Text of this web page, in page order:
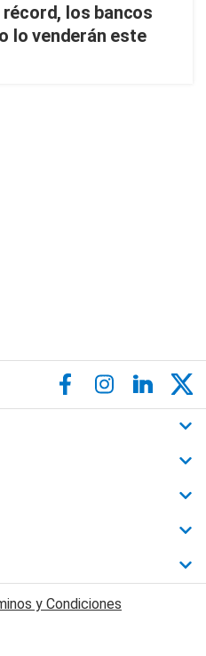
los bancos
lo venderán este
y Condiciones